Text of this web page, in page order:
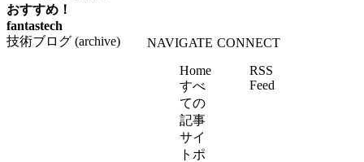
おすすめ！
fantastech
技術ブログ (archive)
NAVIGATE
Home
すべ
ての
記事
サイ
トポ
CONNECT
RSS
Feed